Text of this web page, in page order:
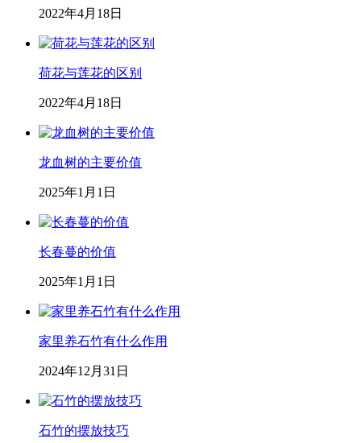
2022年4月18日
荷花与莲花的区别
2022年4月18日
龙血树的主要价值
2025年1月1日
长春蔓的价值
2025年1月1日
家里养石竹有什么作用
2024年12月31日
石竹的摆放技巧